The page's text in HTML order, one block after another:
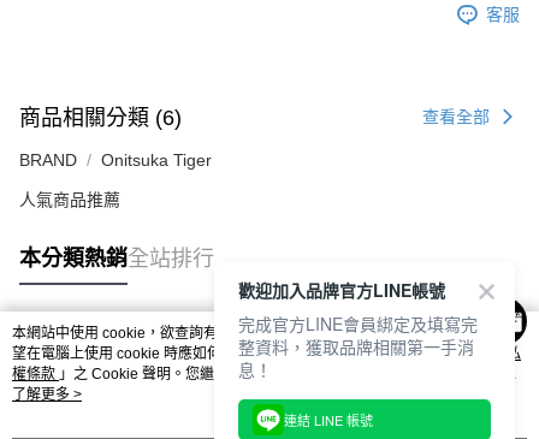
客服
商品相關分類 (6) 查看全部
BRAND Onitsuka Tiger
人氣商品推薦
本分類熱銷全站排行
熱門標籤
本網站中使用 cookie，欲查詢有關本網站使用 cookie 方式之詳情，及若您不希
望在電腦上使用 cookie 時應如何變更電腦的 cookie 設定，請參閱本網站「
隱私
權條款 」之 Cookie 聲明。您繼續使用本網站即表示您同意本公司得按本網站使
用條款之 Cookie 聲明使用 cookie。
了解更多 >
歡迎加入品牌官方LINE帳號
完成官方LINE會員綁定及填寫完
整資料，獲取品牌相關第一手消
息！
連結 LINE 帳號